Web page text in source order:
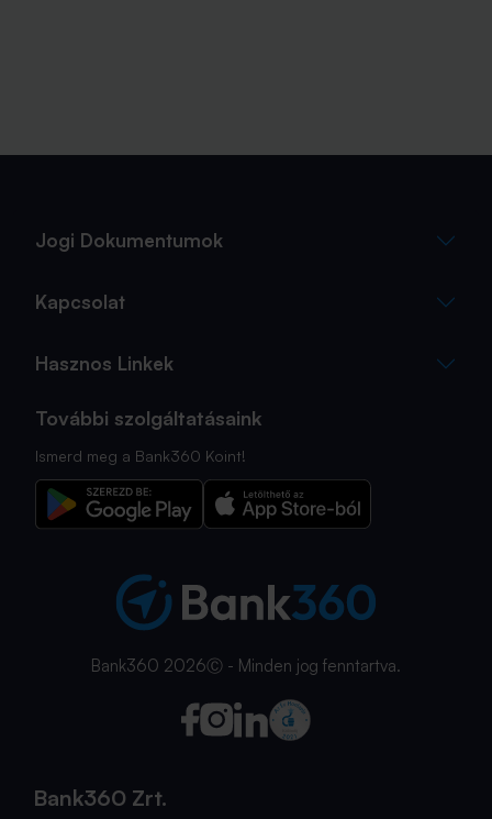
Jogi Dokumentumok
Kapcsolat
Hasznos Linkek
További szolgáltatásaink
Ismerd meg a Bank360 Koint!
Bank360 2026Ⓒ - Minden jog fenntartva.
Bank360 Zrt.